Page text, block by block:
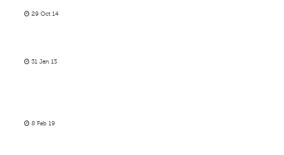
29 Oct 14
31 Jan 13
8 Feb 19